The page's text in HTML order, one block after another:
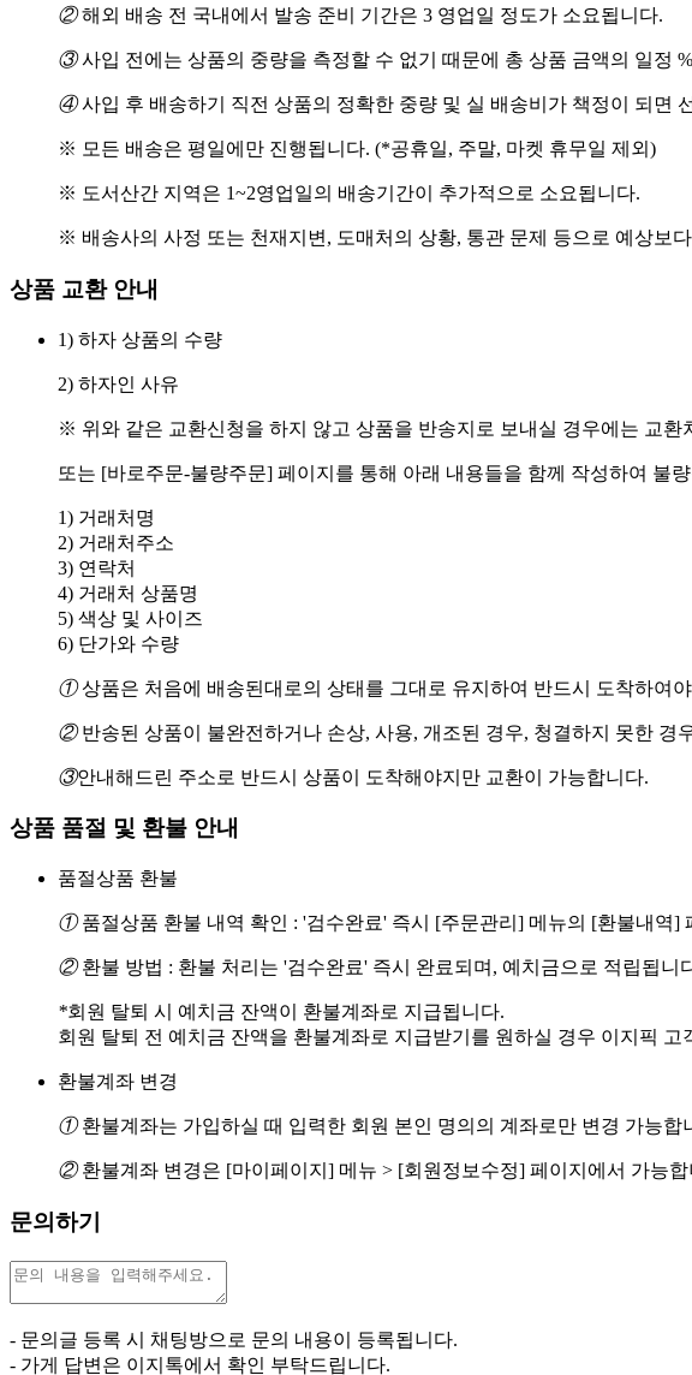
②해외 배송 전 국내에서 발송 준비 기간은 3 영업일 정도가 소요됩니다.
③사입 전에는 상품의 중량을 측정할 수 없기 때문에 총 상품 금액의 일정
④사입 후 배송하기 직전 상품의 정확한 중량 및 실 배송비가 책정이 되면
※ 모든 배송은 평일에만 진행됩니다. (*공휴일, 주말, 마켓 휴무일 제외)
※ 도서산간 지역은 1~2영업일의 배송기간이 추가적으로 소요됩니다.
※ 배송사의 사정 또는 천재지변, 도매처의 상황, 통관 문제 등으로 예상보
상품 교환 안내
1) 하자 상품의 수량
2) 하자인 사유
※ 위와 같은 교환신청을 하지 않고 상품을 반송지로 보내실 경우에는 교
또는 [바로주문-불량주문] 페이지를 통해 아래 내용들을 함께 작성하여 불
1) 거래처명
2) 거래처주소
3) 연락처
4) 거래처 상품명
5) 색상 및 사이즈
6) 단가와 수량
①상품은 처음에 배송된대로의 상태를 그대로 유지하여 반드시 도착하여
②반송된 상품이 불완전하거나 손상, 사용, 개조된 경우, 청결하지 못한
③안내해드린 주소로 반드시 상품이 도착해야지만 교환이 가능합니다.
상품 품절 및 환불 안내
품절상품 환불
①품절상품 환불 내역 확인 : '검수완료' 즉시 [주문관리] 메뉴의 [환불내역]
②환불 방법 : 환불 처리는 '검수완료' 즉시 완료되며, 예치금으로 적립됩니
*회원 탈퇴 시 예치금 잔액이 환불계좌로 지급됩니다.
회원 탈퇴 전 예치금 잔액을 환불계좌로 지급받기를 원하실 경우 이지픽 고
환불계좌 변경
①환불계좌는 가입하실 때 입력한 회원 본인 명의의 계좌로만 변경 가능합
②환불계좌 변경은 [마이페이지] 메뉴 > [회원정보수정] 페이지에서 가능합
문의하기
- 문의글 등록 시 채팅방으로 문의 내용이 등록됩니다.
- 가게 답변은 이지톡에서 확인 부탁드립니다.